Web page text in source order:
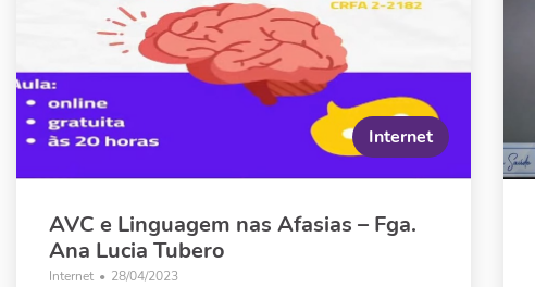
Internet
AVC e Linguagem nas Afasias – Fga.
Ana Lucia Tubero
Internet • 28/04/2023